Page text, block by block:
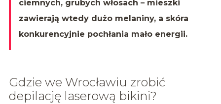
ciemnych, grubych włosach – mieszki
zawierają wtedy dużo melaniny, a skóra
konkurencyjnie pochłania mało energii.
Gdzie we Wrocławiu zrobić
depilację laserową bikini?